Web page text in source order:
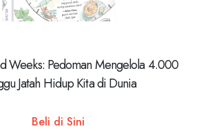
Weeks: Pedoman Mengelola 4.000
Jatah Hidup Kita di Dunia
Beli di Sini